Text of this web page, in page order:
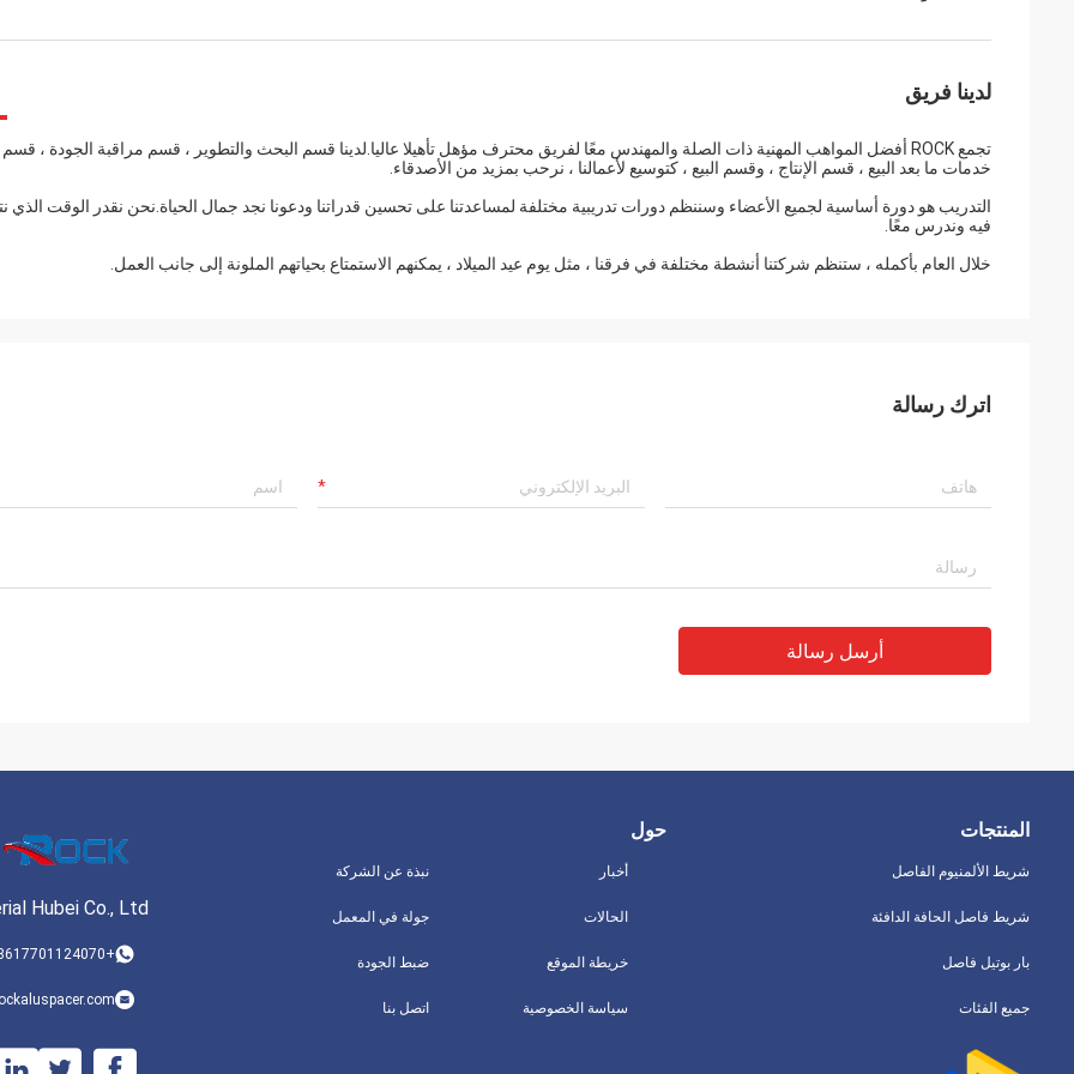
لدينا فريق
تجمع ROCK أفضل المواهب المهنية ذات الصلة والمهندس معًا لفريق محترف مؤهل تأهيلا عاليا.لدينا قسم البحث والتطوير ، قسم مراقبة الجودة ، قسم
خدمات ما بعد البيع ، قسم الإنتاج ، وقسم البيع ، كتوسيع لأعمالنا ، نرحب بمزيد من الأصدقاء.
التدريب هو دورة أساسية لجميع الأعضاء وسننظم دورات تدريبية مختلفة لمساعدتنا على تحسين قدراتنا ودعونا نجد جمال الحياة.نحن نقدر الوقت الذي
فيه وندرس معًا.
خلال العام بأكمله ، ستنظم شركتنا أنشطة مختلفة في فرقنا ، مثل يوم عيد الميلاد ، يمكنهم الاستمتاع بحياتهم الملونة إلى جانب العمل.
اترك رسالة
أرسل رسالة
Hubei Co., Ltd.
+8617701124070
حول
نبذة عن الشركة
جولة في المعمل
ضبط الجودة
اتصل بنا
أخبار
الحالات
خريطة الموقع
سياسة الخصوصية
المنتجات
شريط الألمنيوم الفاصل
شريط فاصل الحافة الدافئة
بار بوتيل فاصل
جميع الفئات